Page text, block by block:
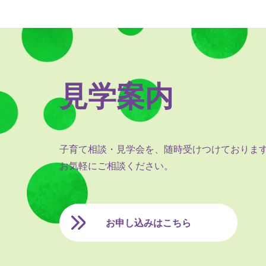
見学案内
子育て相談・見学会を、随時受けつけておりま
お気軽にご相談ください。
お申し込みはこちら